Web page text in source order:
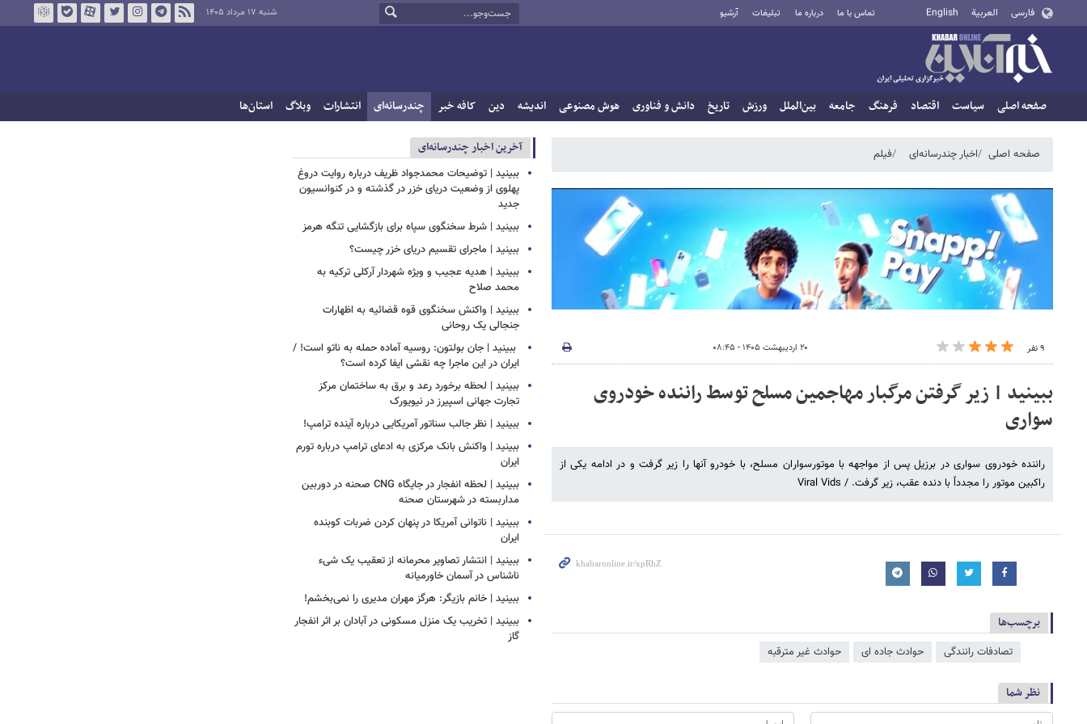
فارسی العربية English تماس با ما درباره ما تبلیغات آرشیو شنبه ۱۷ مرداد ۱۴۰۵
صفحه اصلی سیاست اقتصاد فرهنگ جامعه بین‌الملل ورزش تاریخ دانش و فناوری هوش مصنوعی اندیشه دین کافه خبر چندرسانه‌ای انتشارات وبلاگ استان‌ها
صفحه اصلی اخبار چندرسانه‌ای فیلم
۹ نفر ۲۰ اردیبهشت ۱۴۰۵ - ۰۸:۴۵
ببینید | زیر گرفتن مرگبار مهاجمین مسلح توسط راننده خودروی
سواری
راننده خودروی سواری در برزیل پس از مواجهه با موتورسواران مسلح، با خودرو آنها را زیر گرفت و در ادامه یکی از
راکبین موتور را مجدداً با دنده عقب، زیر گرفت. / Viral Vids
برچسب‌ها
تصادفات رانندگی حوادث جاده ای حوادث غیر مترقبه
نظر شما
آخرین اخبار چندرسانه‌ای
ببینید | توضیحات محمدجواد ظریف درباره روایت دروغ
پهلوی از وضعیت دریای خزر در گذشته و در کنوانسیون
جدید
ببینید | شرط سخنگوی سپاه برای بازگشایی تنگه هرمز
ببینید | ماجرای تقسیم دریای خزر چیست؟
ببینید | هدیه عجیب و ویژه شهردار آرکلی ترکیه به
محمد صلاح
ببینید | واکنش سخنگوی قوه قضائیه به اظهارات
جنجالی یک روحانی
‏ ببینید | جان بولتون: روسیه آماده حمله به ناتو است! /
ایران در این ماجرا چه نقشی ایفا کرده است؟
ببینید | لحظه برخورد رعد و برق به ساختمان مرکز
تجارت جهانی اسپیرز در نیویورک
ببینید | نظر جالب سناتور آمریکایی درباره آینده ترامپ!
ببینید | واکنش بانک مرکزی به ادعای ترامپ درباره تورم
ایران
ببینید | لحظه انفجار در جایگاه CNG صحنه در دوربین
مداربسته در شهرستان صحنه
‏ببینید | ناتوانی آمریکا در پنهان کردن ضربات کوبنده
ایران
ببینید | انتشار تصاویر محرمانه از تعقیب یک شیء
ناشناس در آسمان خاورمیانه
ببینید | خانم بازیگر: هرگز مهران مدیری را نمی‌بخشم!
ببینید | تخریب یک منزل مسکونی در آبادان بر اثر انفجار
گاز